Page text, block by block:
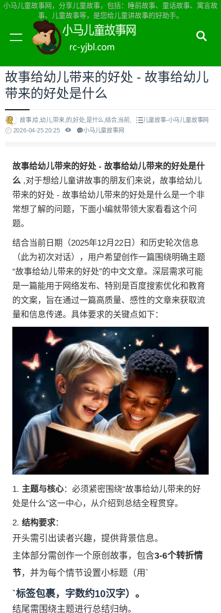
小马儿童故事网，分享儿童故事，包括：睡前故事、童话故事、寓言故
事、儿童故事等，是您给儿童讲故事的好助手。
当前位置：小马儿童故事网首页>儿童故事
故事给幼儿带来的好处 - 故事给幼儿
带来的好处是什么
故事,给,幼儿,带来,的,好处,是什么,结合,当前,
儿童故事-小马儿童故事网
2026-04-25 20:25
小马儿童故事网
故事给幼儿带来的好处 - 故事给幼儿带来的好处是什
么 ,对于想给儿童讲故事的朋友们来说，故事给幼儿
带来的好处 - 故事给幼儿带来的好处是什么是一个非
常想了解的问题，下面小编就带领大家看看这个问
题。
结合当前日期（2025年12月22日）和历史轮次信息
（此为初次对话），用户希望创作一篇围绕明确主题
“故事给幼儿带来的好处”的中文文章。深层需求可能
是一篇能用于网络发布、特别是百度搜索优化和教育
的文案，旨在通过一篇高质量、感性的文章来获取流
量和信息传递。具体要求的关键点如下：
1. 主题与核心：必须紧密围绕“故事给幼儿带来的好
处是什么”这一中心，从介绍到总结全程贯穿。
2. 结构要求：
开头需引出读者兴趣，提供背景信息。
主体部分需创作一个原创故事，包含3-6个转折情
节，并为每个情节设置小标题（用`
`标签包裹，字数约10汉字）。
结尾需围绕主题进行总结归纳。